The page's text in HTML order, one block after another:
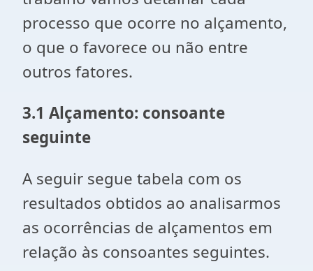
processo que ocorre no alçamento,
o que o favorece ou não entre
outros fatores.
3.1 Alçamento: consoante
seguinte
A seguir segue tabela com os
resultados obtidos ao analisarmos
as ocorrências de alçamentos em
relação às consoantes seguintes.